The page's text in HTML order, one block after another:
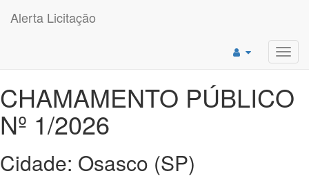
Alerta Licitação
CHAMAMENTO PÚBLICO
Nº 1/2026
Cidade: Osasco (SP)